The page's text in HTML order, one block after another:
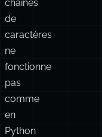
chaînes
de
caractères
ne
fonctionne
pas
comme
en
Python